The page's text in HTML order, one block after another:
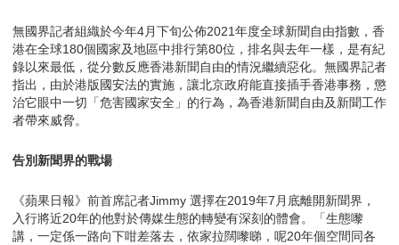
無國界記者組織於今年4月下旬公佈2021年度全球新聞自由指數，香
港在全球180個國家及地區中排行第80位，排名與去年一樣，是有紀
錄以來最低，從分數反應香港新聞自由的情況繼續惡化。無國界記者
指出，由於港版國安法的實施，讓北京政府能直接插手香港事務，懲
治它眼中一切「危害國家安全」的行為，為香港新聞自由及新聞工作
者帶來威脅。
告別新聞界的戰場
《蘋果日報》前首席記者Jimmy 選擇在2019年7月底離開新聞界，
入行將近20年的他對於傳媒生態的轉變有深刻的體會。「生態嚟
講，一定係一路向下咁差落去，依家拉闊嚟睇，呢20年個空間同各